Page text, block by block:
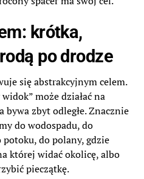
krótka,
po drodze
się abstrakcyjnym celem.
może działać na
bywa zbyt odległe. Znacznie
do wodospadu, do
do polany, gdzie
której widać okolicę, albo
pieczątkę.